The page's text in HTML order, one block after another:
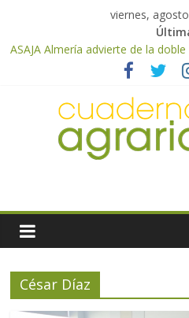
viernes,
ASAJA Almería advierte de la
cítricos: la clorosis y la caída de
ASAJA Almería: las primeras
confirman una cosecha desigual
meteorológicas y la
El Ministerio de Agricultura, Pesca
pago de 85 millones adicionales
Cooperativas Agro-alimentarias
activación del mecanismo de
César Díaz